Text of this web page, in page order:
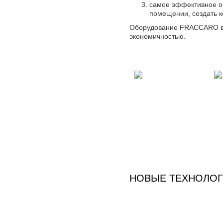
самое эффективное
помещении, создать
Оборудование FRACCARO
экономичностью.
НОВЫЕ